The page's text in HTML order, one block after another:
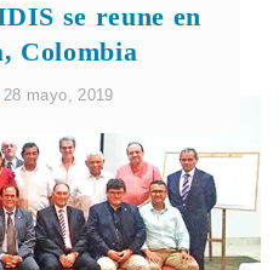
se reune en
Colombia
28 mayo, 2019